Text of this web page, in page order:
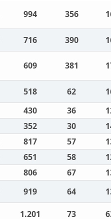
994 356
716 390
609 381
518 62
430 36
352 30
817 57
651 58
806 67
919 64
1.201 73